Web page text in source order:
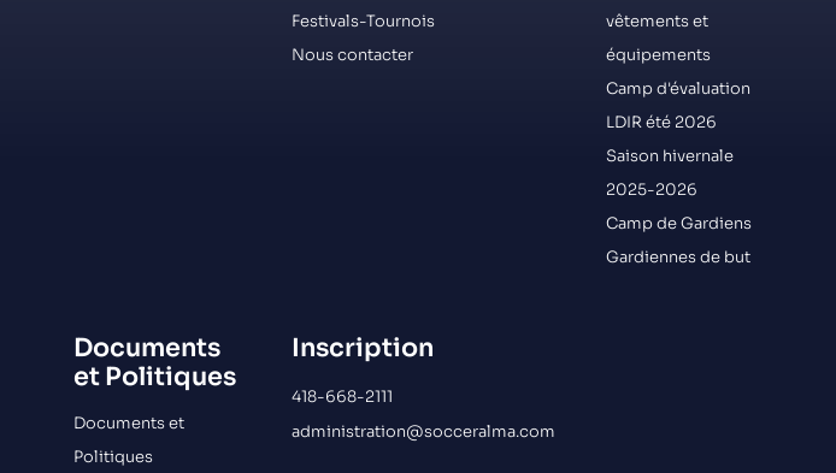
Festivals-Tournois
Nous contacter
vêtements et
équipements
Camp d'évaluation
LDIR été 2026
Saison hivernale
2025-2026
Camp de Gardiens
Gardiennes de but
Documents
et Politiques
Documents et
Politiques
Inscription
418-668-2111
administration@socceralma.com